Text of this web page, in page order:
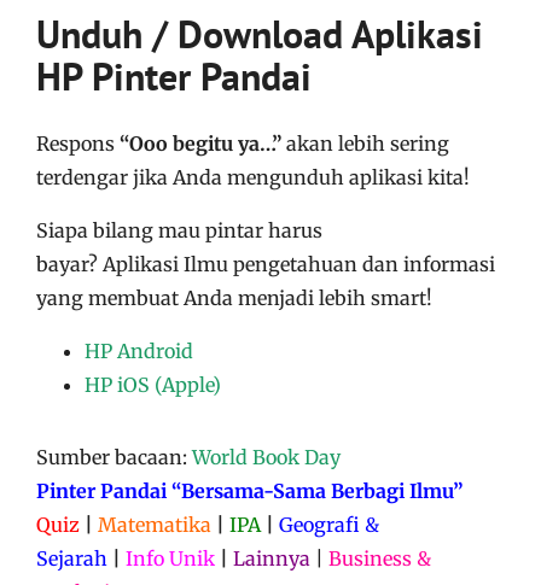
Unduh / Download Aplikasi
HP Pinter Pandai
Respons “Ooo begitu ya…” akan lebih sering
terdengar jika Anda mengunduh aplikasi kita!
Siapa bilang mau pintar harus
bayar? Aplikasi Ilmu pengetahuan dan informasi
yang membuat Anda menjadi lebih smart!
HP Android
HP iOS (Apple)
Sumber bacaan:World Book Day
Pinter Pandai “Bersama-Sama Berbagi Ilmu”
Quiz
Matematika IPA
Geografi &
Sejarah
Info Unik Lainnya
Business &